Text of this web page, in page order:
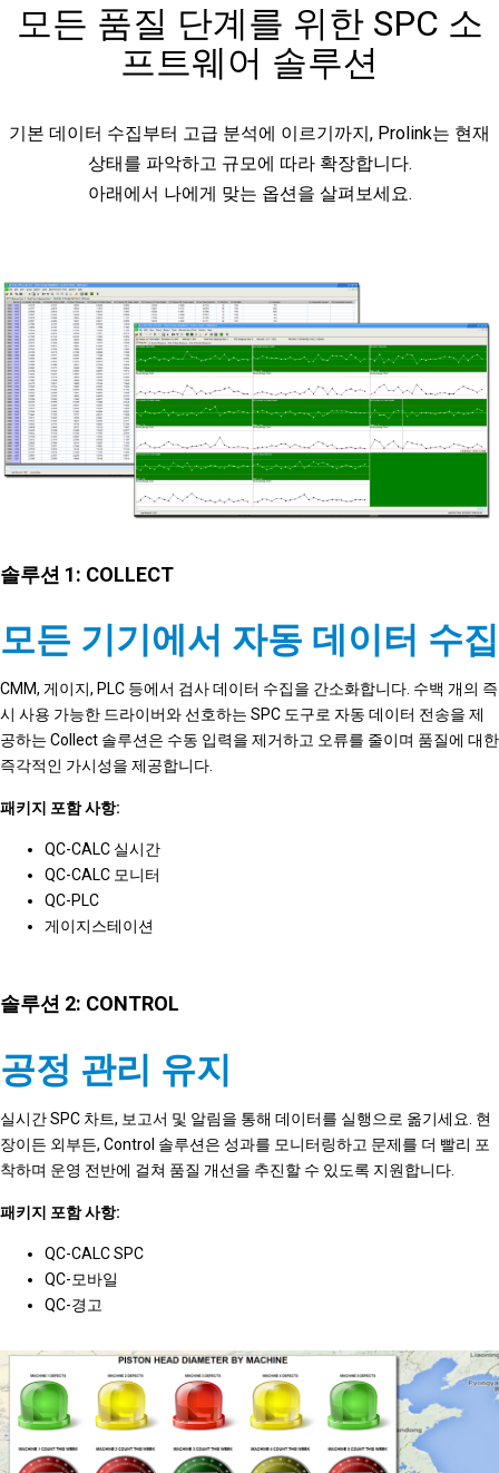
모든 품질 단계를 위한 SPC 소
프트웨어 솔루션
기본 데이터 수집부터 고급 분석에 이르기까지, Prolink는 현재
상태를 파악하고 규모에 따라 확장합니다.
아래에서 나에게 맞는 옵션을 살펴보세요.
솔루션 1: COLLECT
모든 기기에서 자동 데이터 수집
CMM, 게이지, PLC 등에서 검사 데이터 수집을 간소화합니다. 수백 개의 즉
시 사용 가능한 드라이버와 선호하는 SPC 도구로 자동 데이터 전송을 제
공하는 Collect 솔루션은 수동 입력을 제거하고 오류를 줄이며 품질에 대한
즉각적인 가시성을 제공합니다.
패키지 포함 사항:
QC-CALC 실시간
QC-CALC 모니터
QC-PLC
게이지스테이션
솔루션 2: CONTROL
공정 관리 유지
실시간 SPC 차트, 보고서 및 알림을 통해 데이터를 실행으로 옮기세요. 현
장이든 외부든, Control 솔루션은 성과를 모니터링하고 문제를 더 빨리 포
착하며 운영 전반에 걸쳐 품질 개선을 추진할 수 있도록 지원합니다.
패키지 포함 사항:
QC-CALC SPC
QC-모바일
QC-경고